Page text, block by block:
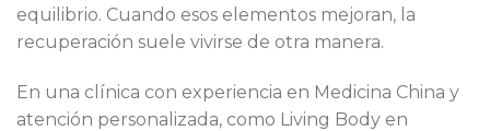
equilibrio. Cuando esos elementos mejoran, la
recuperación suele vivirse de otra manera.
En una clínica con experiencia en Medicina China y
atención personalizada, como Living Body en